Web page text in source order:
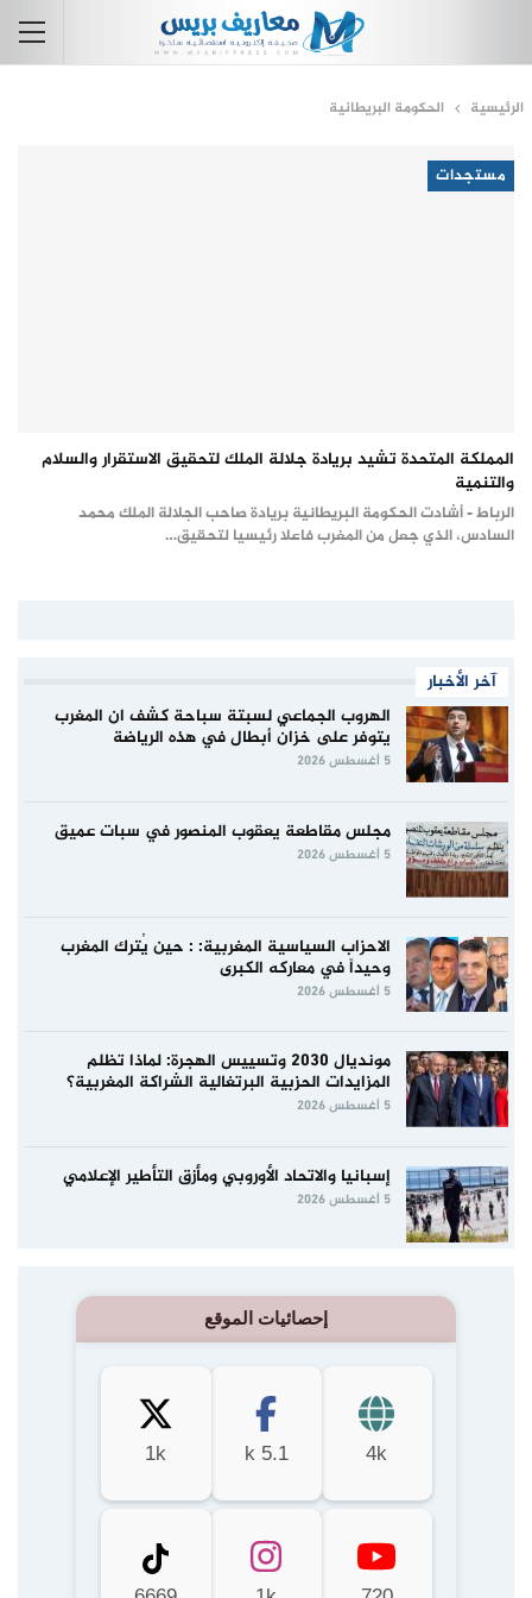
الرئيسية الحكومة البريطانية
مستجدات
المملكة المتحدة تشيد بريادة جلالة الملك لتحقيق الاستقرار والسلام
والتنمية
الرباط - أشادت الحكومة البريطانية بريادة صاحب الجلالة الملك محمد
السادس، الذي جعل من المغرب فاعلا رئيسيا لتحقيق…
آخر الأخبار
الهروب الجماعي لسبتة سباحة كشف ان المغرب
يتوفر على خزان أبطال في هذه الرياضة
5 أغسطس 2026
مجلس مقاطعة يعقوب المنصور في سبات عميق
5 أغسطس 2026
الاحزاب السياسية المغربية: : حين يُترك المغرب
وحيداً في معاركه الكبرى
5 أغسطس 2026
مونديال 2030 وتسييس الهجرة: لماذا تظلم
المزايدات الحزبية البرتغالية الشراكة المغربية؟
5 أغسطس 2026
إسبانيا والاتحاد الأوروبي ومأزق التأطير الإعلامي
5 أغسطس 2026
إحصائيات الموقع
4k
5.1 k
1k